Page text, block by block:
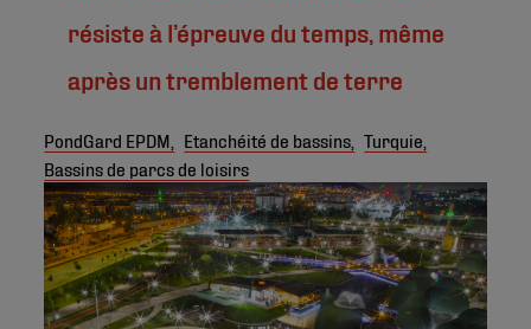
résiste à l’épreuve du temps, même
après un tremblement de terre
PondGard EPDM, Etanchéité de bassins, Turquie,
Bassins de parcs de loisirs